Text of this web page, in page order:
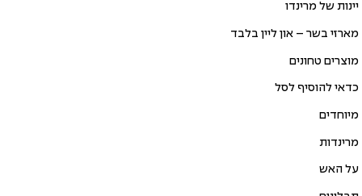
יינות של מרינדו
מארזי בשר – און ליין בלבד
מוצרים טחונים
כדאי להוסיף לסל
מיוחדים
מרינדות
על האש